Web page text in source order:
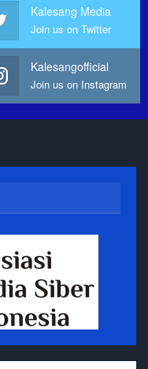
Kalesang Media
Join us on Twitter
Kalesangofficial
Join us on Instagram